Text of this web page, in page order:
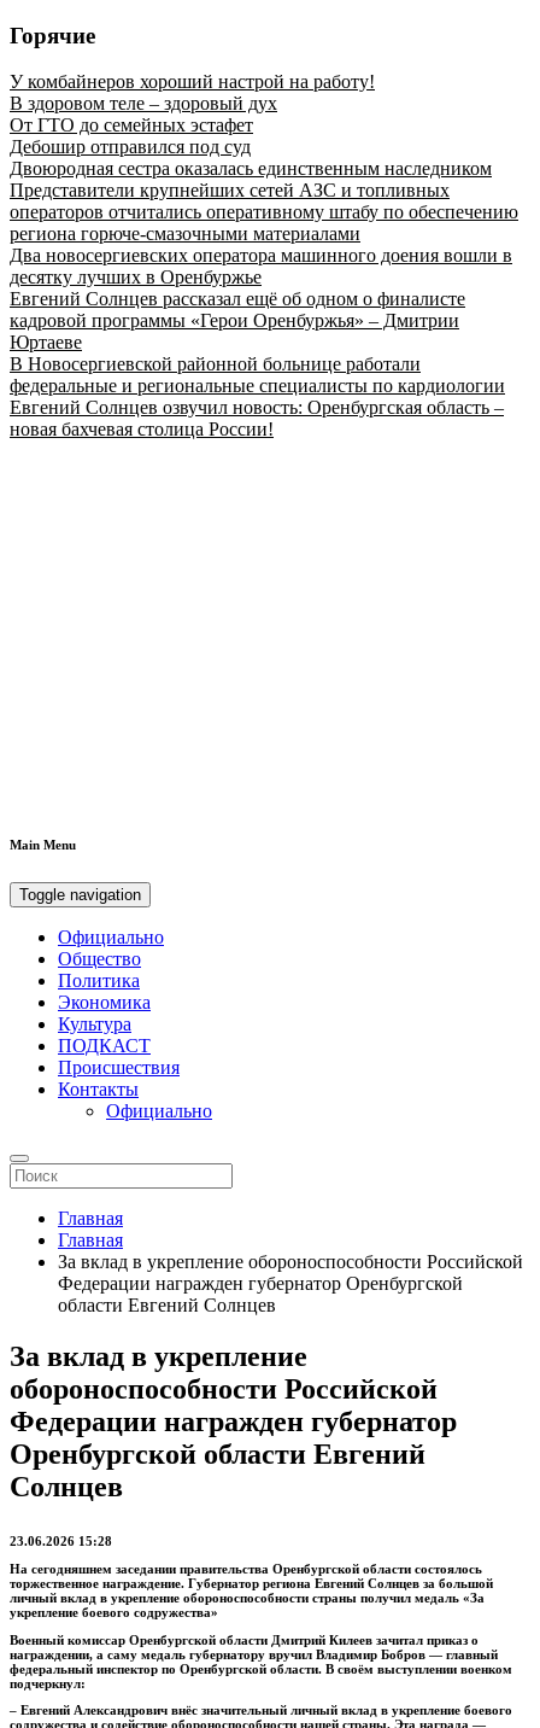
Горячие
У комбайнеров хороший настрой на работу!
В здоровом теле – здоровый дух
От ГТО до семейных эстафет
Дебошир отправился под суд
Двоюродная сестра оказалась единственным наследником
Представители крупнейших сетей АЗС и топливных
операторов отчитались оперативному штабу по обеспечению
региона горюче‑смазочными материалами
Два новосергиевских оператора машинного доения вошли в
десятку лучших в Оренбуржье
Евгений Солнцев рассказал ещё об одном о финалисте
кадровой программы «Герои Оренбуржья» – Дмитрии
Юртаеве
В Новосергиевской районной больнице работали
федеральные и региональные специалисты по кардиологии
Евгений Солнцев озвучил новость: Оренбургская область –
новая бахчевая столица России!
Main Menu
Toggle navigation
Официально
Общество
Политика
Экономика
Культура
ПОДКАСТ
Происшествия
Контакты
Официально
Главная
Главная
За вклад в укрепление обороноспособности Российской
Федерации награжден губернатор Оренбургской
области Евгений Солнцев
За вклад в укрепление
обороноспособности Российской
Федерации награжден губернатор
Оренбургской области Евгений
Солнцев
23.06.2026 15:28
На сегодняшнем заседании правительства Оренбургской области состоялось
торжественное награждение. Губернатор региона Евгений Солнцев за большой
личный вклад в укрепление обороноспособности страны получил медаль «За
укрепление боевого содружества»
Военный комиссар Оренбургской области Дмитрий Килеев зачитал приказ о
награждении, а саму медаль губернатору вручил Владимир Бобров — главный
федеральный инспектор по Оренбургской области. В своём выступлении военком
подчеркнул:
– Евгений Александрович внёс значительный личный вклад в укрепление боевого
содружества и содействие обороноспособности нашей страны. Эта награда —